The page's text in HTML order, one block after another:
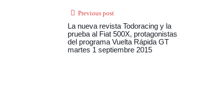
Previous post
La nueva revista Todoracing y la
prueba al Fiat 500X, protagonistas
del programa Vuelta Rápida GT
martes 1 septiembre 2015